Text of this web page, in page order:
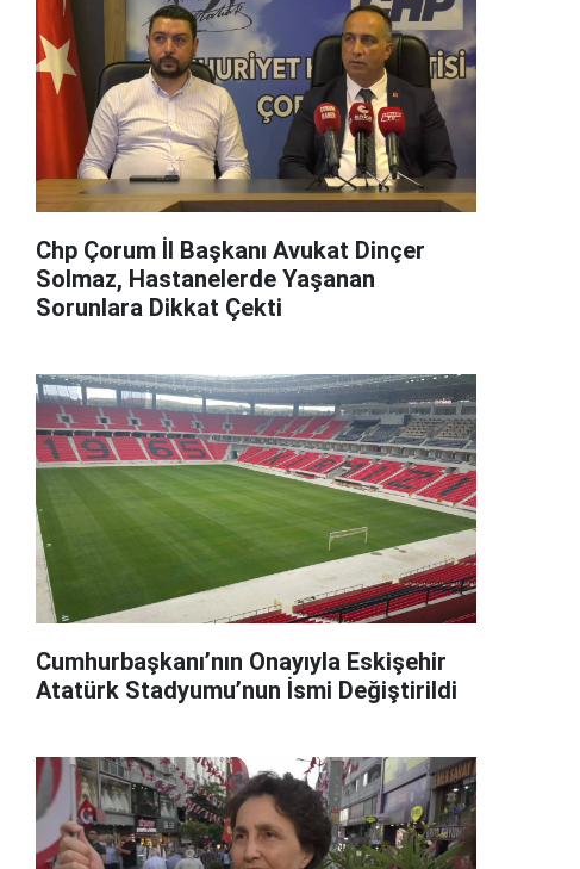
Chp Çorum İl Başkanı Avukat Dinçer
Solmaz, Hastanelerde Yaşanan
Sorunlara Dikkat Çekti
Cumhurbaşkanı’nın Onayıyla Eskişehir
Atatürk Stadyumu’nun İsmi Değiştirildi